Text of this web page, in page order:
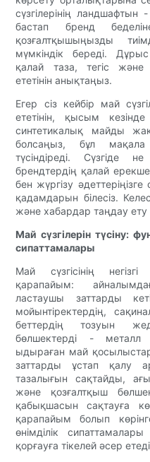
сүзгілерінің
бастап бренд
қозғалтқышыңызды
мүмкіндік береді.
қалай таза, тегіс және
ететінін анықтаңыз.
Егер сіз кейбір май
ететінін, қысым кезінде
синтетикалық майды
болсаңыз, бұл мақала
түсіндіреді. Сүзгіде
брендтердің қалай
бен жүргізу
қадамдарын білесіз.
және хабардар таңдау
Май сүзгілерін түсіну:
сипаттамалары
Май сүзгісінің
қарапайым:
ластаушы заттарды
мойынтіректердің,
беттердің тозуын
бөлшектерді - металл
ыдыраған май
заттарды ұстап қалу
тазалығын сақтайды,
және қозғалтқыш
қабықшасын сақтауға
қарапайым болып
өнімділік
қорғауға тікелей әсер